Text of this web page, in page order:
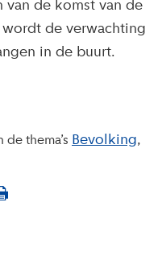
van de komst van de
de verwachting
in de buurt.
thema’s Bevolking